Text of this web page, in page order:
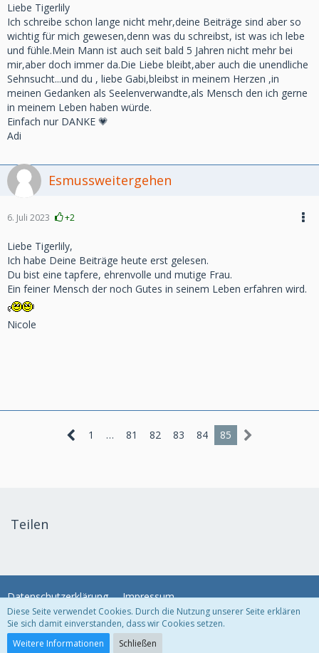
Liebe Tigerlily
Ich schreibe schon lange nicht mehr,deine Beiträge sind aber so
wichtig für mich gewesen,denn was du schreibst, ist was ich lebe
und fühle.Mein Mann ist auch seit bald 5 Jahren nicht mehr bei
mir,aber doch immer da.Die Liebe bleibt,aber auch die unendliche
Sehnsucht...und du , liebe Gabi,bleibst in meinem Herzen ,in
meinen Gedanken als Seelenverwandte,als Mensch den ich gerne
in meinem Leben haben würde.
Einfach nur DANKE 💗
Adi
Esmussweitergehen
6. Juli 2023 +2
Liebe Tigerlily,
Ich habe Deine Beiträge heute erst gelesen.
Du bist eine tapfere, ehrenvolle und mutige Frau.
Ein feiner Mensch der noch Gutes in seinem Leben erfahren wird.
Nicole
1 … 81 82 83 84 85
Teilen
Datenschutzerklärung Impressum
Community-Software:
Diese Seite verwendet Cookies. Durch die Nutzung unserer Seite erklären
Sie sich damit einverstanden, dass wir Cookies setzen.
Weitere Informationen
Schließen